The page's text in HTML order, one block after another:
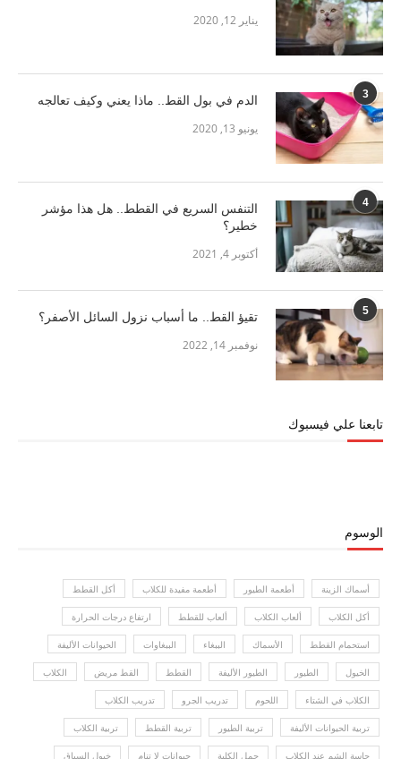
يناير 12, 2020
3 الدم في بول القط.. ماذا يعني وكيف تعالجه
يونيو 13, 2020
4
التنفس السريع في القطط.. هل هذا مؤشر
خطير؟
أكتوبر 4, 2021
5 تقيؤ القط.. ما أسباب نزول السائل الأصفر؟
نوفمبر 14, 2022
تابعنا علي فيسبوك
الوسوم
أسماك الزينة أطعمة الطيور أطعمة مفيدة للكلاب أكل القطط
أكل الكلاب ألعاب الكلاب ألعاب للقطط ارتفاع درجات الحرارة
استحمام القطط الأسماك الببغاء الببغاوات الحيوانات الأليفة
الخيول الطيور الطيور الأليفة القطط القط مريض الكلاب
الكلاب في الشتاء اللحوم تدريب الجرو تدريب الكلاب
تربية الحيوانات الأليفة تربية الطيور تربية القطط تربية الكلاب
حاسة الشم عند الكلاب حمل الكلبة حيوانات لا تنام خيول السباق